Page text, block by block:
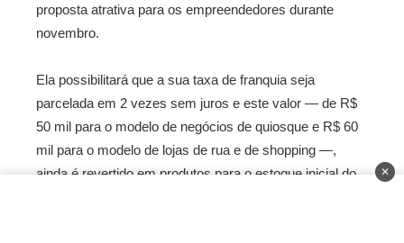
proposta atrativa para os empreendedores durante
novembro.
Ela possibilitará que a sua taxa de franquia seja
parcelada em 2 vezes sem juros e este valor — de R$
50 mil para o modelo de negócios de quiosque e R$ 60
mil para o modelo de lojas de rua e de shopping —,
ainda é revertido em produtos para o estoque inicial do
✕